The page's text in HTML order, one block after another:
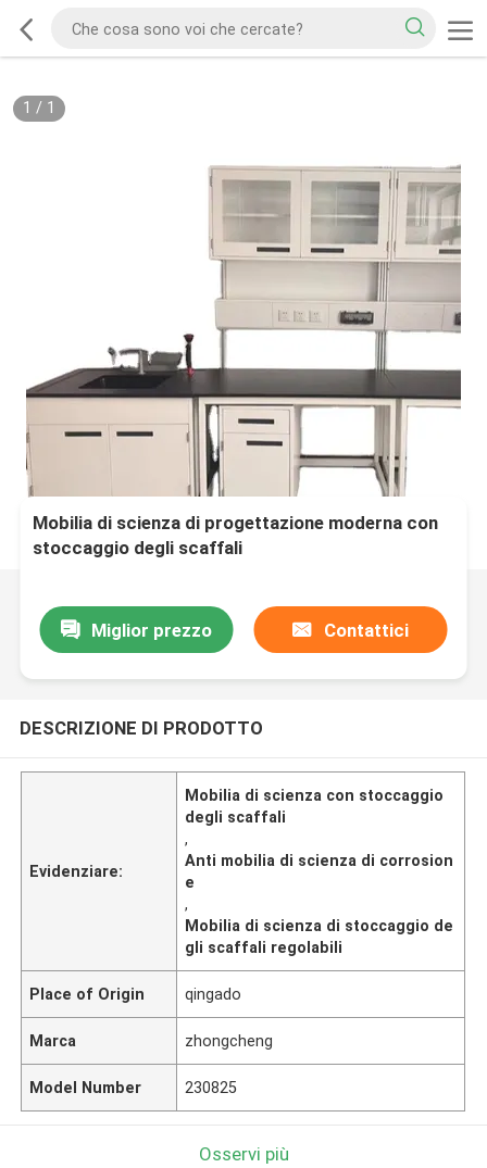
1 / 1
Mobilia di scienza di progettazione moderna con
stoccaggio degli scaffali
Miglior prezzo Contattici
DESCRIZIONE DI PRODOTTO
Evidenziare:
Mobilia di scienza con stoccaggio
degli scaffali
,
Anti mobilia di scienza di corrosion
e
,
Mobilia di scienza di stoccaggio de
gli scaffali regolabili
Place of Origin qingado
Marca zhongcheng
Model Number 230825
Osservi più